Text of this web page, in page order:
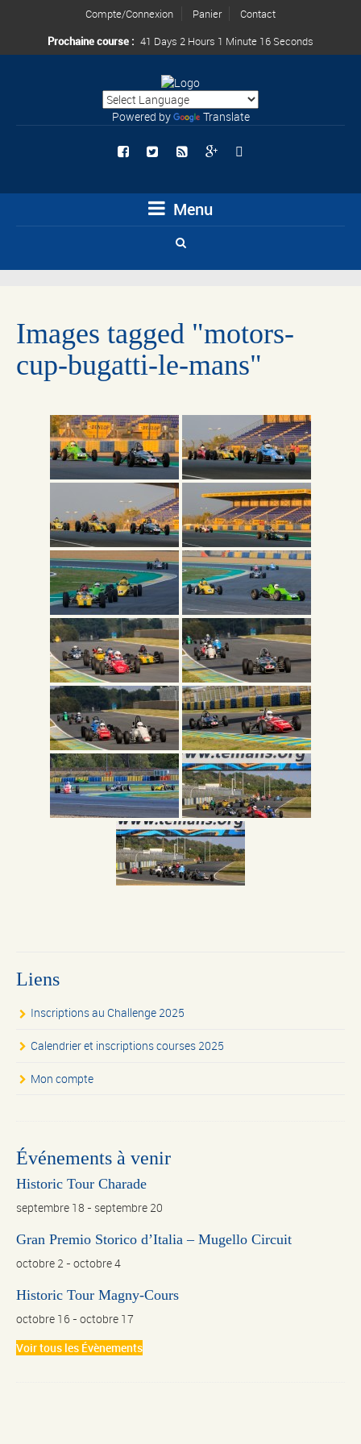
Compte/Connexion Panier
Contact
Prochaine course : 41 Days 2 Hours 1 Minute 16 Seconds
Powered by Translate
Menu
Images tagged "motors-
cup-bugatti-le-mans"
Liens
Inscriptions au Challenge 2025
Calendrier et inscriptions courses 2025
Mon compte
Événements à venir
Historic Tour Charade
septembre 18 - septembre 20
Gran Premio Storico d’Italia – Mugello Circuit
octobre 2 - octobre 4
Historic Tour Magny-Cours
octobre 16 - octobre 17
Voir tous les Évènements